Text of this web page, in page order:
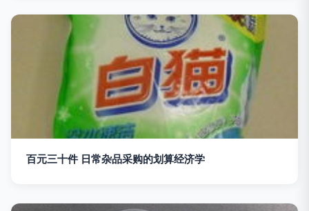
百元三十件 日常杂品采购的划算经济学